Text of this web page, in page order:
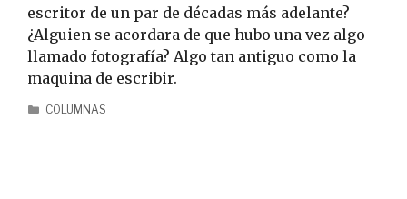
escritor de un par de décadas más adelante?
¿Alguien se acordara de que hubo una vez algo
llamado fotografía? Algo tan antiguo como la
maquina de escribir.
COLUMNAS